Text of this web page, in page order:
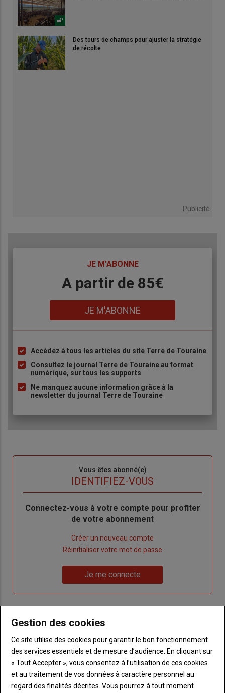
Des tours de champs pour ajuster la stratégie
de récolte
Publicité
JE M'ABONNE
A partir de 85€
JE M'ABONNE
Liste
à
puce
Accédez à tous les articles du site Terre de Touraine
Consultez le journal Terre de Touraine au format
numérique, sur tous les supports
Ne manquez aucune information grâce à la
newsletter du journal Terre de Touraine
Vous êtes abonné(e)
IDENTIFIEZ-VOUS
Body
Connectez-vous à votre compte pour profiter
de votre abonnement
Créer un nouveau compte
de
passe"
Réinitialiser votre mot de passe
me
connecte"
Je me connecte
Sous-
titre
Vous n'êtes pas abonné(e)
TITRE CRÉEZ UN COMPTE
BodyChoisissez votre formule et créez votre
compte pour accéder à tout Terre de
Touraine.
Gestion des cookies
Ce site utilise des cookies pour garantir le bon fonctionnement
des services essentiels et de mesure d’audience. En cliquant sur
« Tout Accepter », vous consentez à l’utilisation de ces cookies
et au traitement de vos données à caractère personnel au
regard des finalités décrites. Vous pourrez à tout moment